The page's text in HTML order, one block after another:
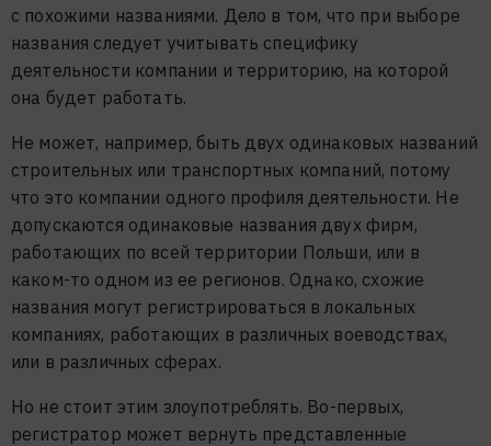
с похожими названиями. Дело в том, что при выборе
названия следует учитывать специфику
деятельности компании и территорию, на которой
она будет работать.
Не может, например, быть двух одинаковых названий
строительных или транспортных компаний, потому
что это компании одного профиля деятельности. Не
допускаются одинаковые названия двух фирм,
работающих по всей территории Польши, или в
каком-то одном из ее регионов. Однако, схожие
названия могут регистрироваться в локальных
компаниях, работающих в различных воеводствах,
или в различных сферах.
Но не стоит этим злоупотреблять. Во-первых,
регистратор может вернуть представленные